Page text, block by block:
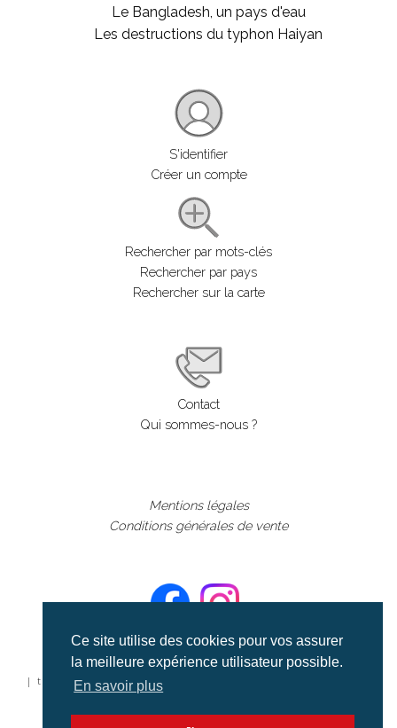
Ce site utilise des cookies pour vos assurer
la meilleure expérience utilisateur possible.
En savoir plus
Le Bangladesh, un pays d'eau
Les destructions du typhon Haiyan
S'identifier
Créer un compte
Rechercher par mots-clés
Rechercher par pays
Rechercher sur la carte
Contact
Qui sommes-nous ?
Mentions légales
Conditions générales de vente
©aerialcollection marque déposée 2024
| tous droits réservés | aerialcollection.fr banque d'images
aériennes et documentaires video et cinéma |